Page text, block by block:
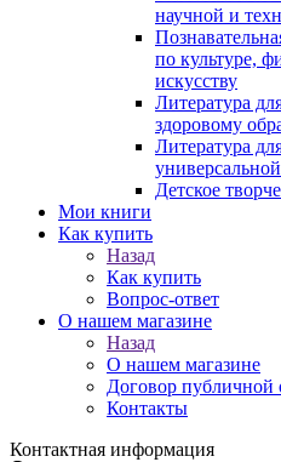
научной и
по культуре,
искусству
Литература
здоровому
Литература
Детское
Мои книги
Как купить
Назад
Как купить
Вопрос-ответ
О нашем магазине
Назад
О нашем магазине
Договор публичной
Контакты
Контактная информация